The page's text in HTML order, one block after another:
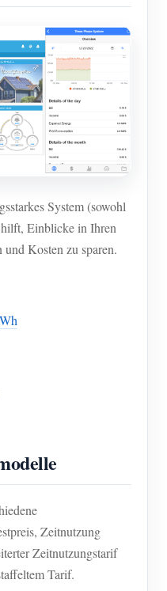
System (sowohl
Einblicke in Ihren
Kosten zu sparen.
Zeitnutzung
Zeitnutzungstarif
Tarif.